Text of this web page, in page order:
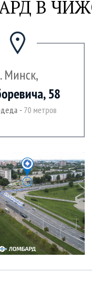
В
Минск,
58
- 70 метров